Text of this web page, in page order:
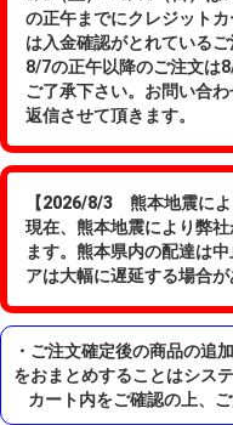
の正午までにクレジット
は入金確認がとれている
8/7の正午以降のご注文は
ご了承下さい。お問い合
返信させて頂きます。
【2026/8/3 熊本地震によ
現在、熊本地震により弊
ます。熊本県内の配達は
アは大幅に遅延する場合
・ご注文確定後の商品の追
をおまとめすることはシス
カート内をご確認の上、ご